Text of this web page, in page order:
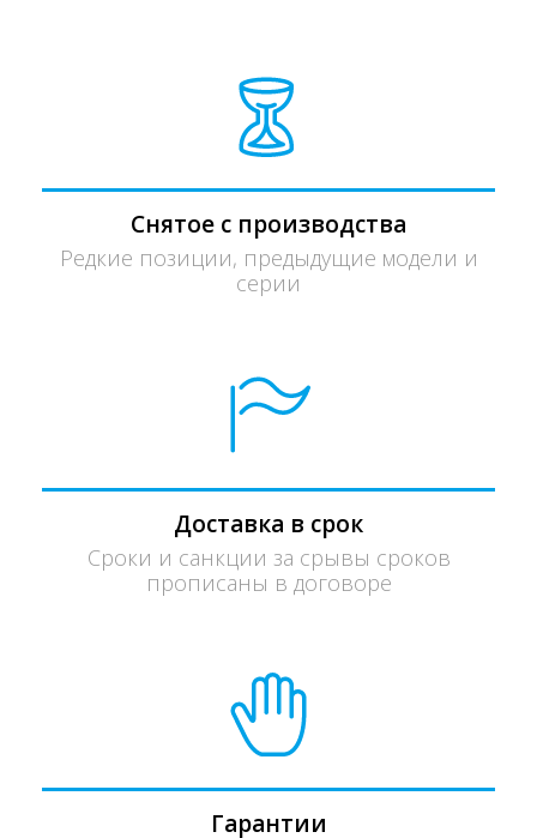
Снятое с производства
Редкие позиции, предыдущие модели и
серии
Доставка в срок
Сроки и санкции за срывы сроков
прописаны в договоре
Гарантии